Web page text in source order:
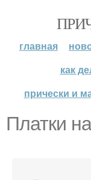
главная
как
прически и
Платки